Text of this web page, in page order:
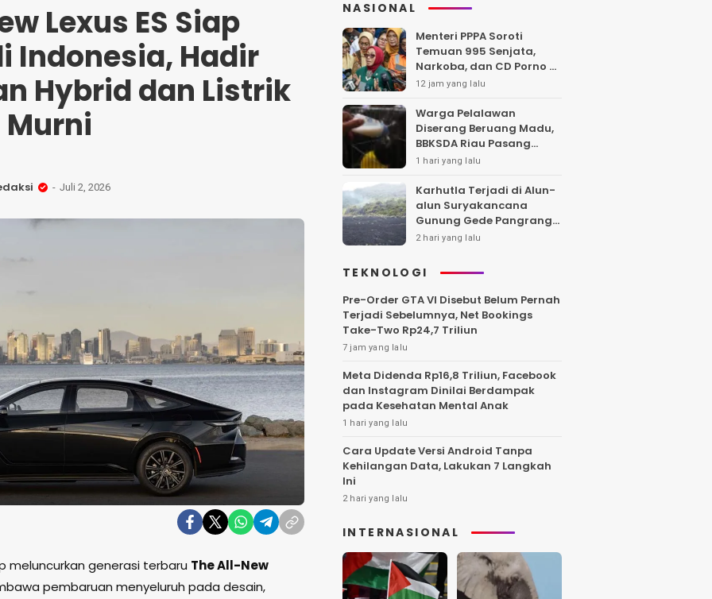
Lexus ES Siap
Indonesia, Hadir
Hybrid dan Listrik
Murni
Juli 2, 2026
meluncurkan generasi terbaru The All-New
pembaruan menyeluruh pada desain,
NASIONAL
Menteri PPPA Soroti
Temuan 995 Senjata,
Narkoba, dan CD Porno di
Sekolah Jaksel
12 jam yang lalu
Warga Pelalawan
Diserang Beruang Madu,
BBKSDA Riau Pasang
Kandang Jebak di Lokasi
1 hari yang lalu
Karhutla Terjadi di Alun-
alun Suryakancana
Gunung Gede Pangrango,
Api Berhasil Dipadamka
2 hari yang lalu
TEKNOLOGI
Pre-Order GTA VI Disebut Belum Pernah
Terjadi Sebelumnya, Net Bookings
Take-Two Rp24,7 Triliun
7 jam yang lalu
Meta Didenda Rp16,8 Triliun, Facebook
dan Instagram Dinilai Berdampak
pada Kesehatan Mental Anak
1 hari yang lalu
Cara Update Versi Android Tanpa
Kehilangan Data, Lakukan 7 Langkah
Ini
2 hari yang lalu
INTERNASIONAL